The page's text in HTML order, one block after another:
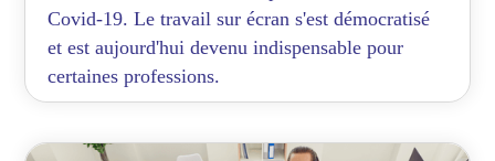
Covid-19. Le travail sur écran s'est démocratisé
et est aujourd'hui devenu indispensable pour
certaines professions.